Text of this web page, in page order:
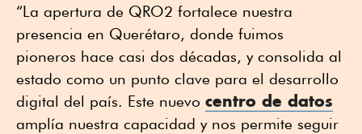
“La apertura de QRO2 fortalece nuestra
presencia en Querétaro, donde fuimos
pioneros hace casi dos décadas, y consolida al
estado como un punto clave para el desarrollo
digital del país. Este nuevo centro de datos
amplía nuestra capacidad y nos permite seguir